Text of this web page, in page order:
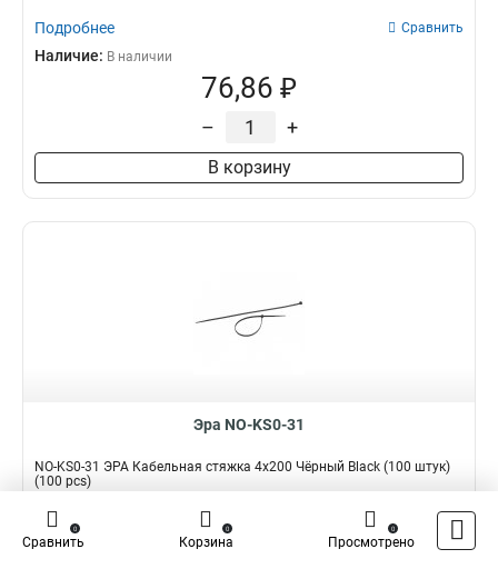
Подробнее Сравнить
Наличие: В наличии
76,86 ₽
– +
В корзину
Эра NO-KS0-31
NO-KS0-31 ЭРА Кабельная стяжка 4x200 Чёрный Black (100 штук)
(100 pcs)
Подробнее Сравнить
Наличие:
Сравнить
0
Корзина
0
Просмотрено
0